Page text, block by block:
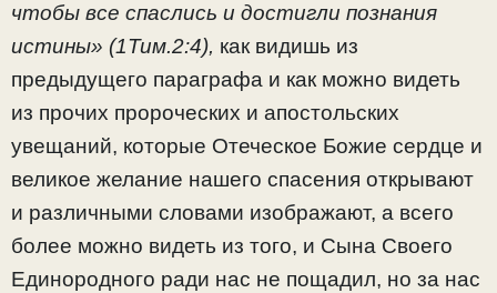
чтобы все спаслись и достигли познания
истины» (1Тим.2:4), как видишь из
предыдущего параграфа и как можно видеть
из прочих пророческих и апостольских
увещаний, которые Отеческое Божие сердце и
великое желание нашего спасения открывают
и различными словами изображают, а всего
более можно видеть из того, и Сына Своего
Единородного ради нас не пощадил, но за нас